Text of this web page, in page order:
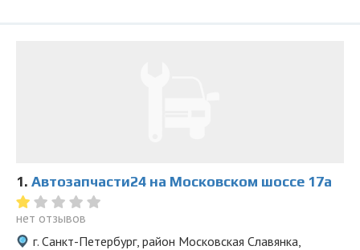
1. Автозапчасти24 на Московском шоссе 17а
нет отзывов
г. Санкт-Петербург, район Московская Славянка,